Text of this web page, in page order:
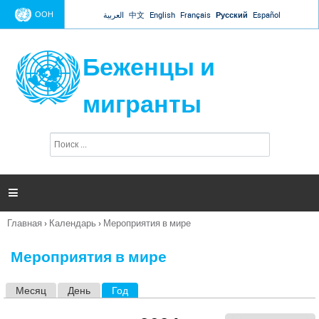
Jump to navigation
ООН العربية 中文 English Français Русский Español
Беженцы и
мигранты
п
и

Вы
Главная › Календарь › Мероприятия в мире
Мероприятия в мире
Месяц День Год